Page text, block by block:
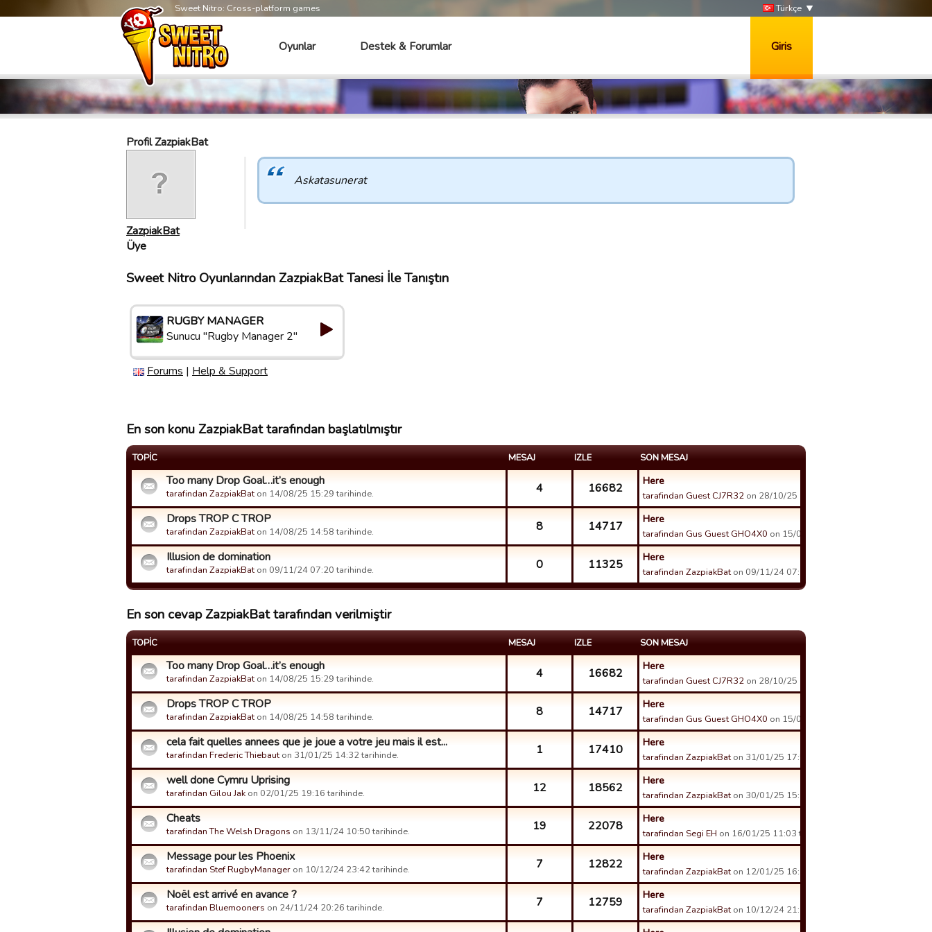
Sweet Nitro: Cross-platform games Türkçe
Oyunlar Destek & Forumlar Giris
Profil ZazpiakBat
ZazpiakBat
Üye
Askatasunerat
Sweet Nitro Oyunlarından ZazpiakBat Tanesi İle Tanıştın
RUGBY MANAGER
Sunucu "Rugby Manager 2"
Forums | Help & Support
En son konu ZazpiakBat tarafından başlatılmıştır
TOPIC MESAJ IZLE SON MESAJ
Too many Drop Goal…it’s enough
tarafindan ZazpiakBaton 14/08/25 15:29 tarihinde. 4 16682 Here
tarafindan Guest CJ7R32 on 28/10/25 11:26 tarihinde.
Drops TROP C TROP
tarafindan ZazpiakBaton 14/08/25 14:58 tarihinde. 8 14717 Here
tarafindan Gus Guest GHO4X0 on 15/08/25 11:56 tarihinde.
Illusion de domination
tarafindan ZazpiakBaton 09/11/24 07:20 tarihinde. 0 11325 Here
tarafindan ZazpiakBaton 09/11/24 07:20 tarihinde.
En son cevap ZazpiakBat tarafından verilmiştir
TOPIC MESAJ IZLE SON MESAJ
Too many Drop Goal…it’s enough
tarafindan ZazpiakBaton 14/08/25 15:29 tarihinde. 4 16682 Here
tarafindan Guest CJ7R32 on 28/10/25 11:26 tarihinde.
Drops TROP C TROP
tarafindan ZazpiakBaton 14/08/25 14:58 tarihinde. 8 14717 Here
tarafindan Gus Guest GHO4X0 on 15/08/25 11:56 tarihinde.
cela fait quelles annees que je joue a votre jeu mais il est...
tarafindan Frederic Thiebauton 31/01/25 14:32 tarihinde. 1 17410 Here
tarafindan ZazpiakBaton 31/01/25 17:56 tarihinde.
well done Cymru Uprising
tarafindan Gilou Jak on 02/01/25 19:16 tarihinde. 12 18562 Here
tarafindan ZazpiakBaton 30/01/25 15:31 tarihinde.
Cheats
tarafindan The Welsh Dragons on 13/11/24 10:50 tarihinde. 19 22078 Here
tarafindan Segi EH on 16/01/25 11:03 tarihinde.
Message pour les Phoenix
tarafindan Stef RugbyManager on 10/12/24 23:42 tarihinde. 7 12822 Here
tarafindan ZazpiakBaton 12/01/25 16:37 tarihinde.
Noël est arrivé en avance ?
tarafindan Bluemooners on 24/11/24 20:26 tarihinde. 7 12759 Here
tarafindan ZazpiakBaton 10/12/24 21:23 tarihinde.